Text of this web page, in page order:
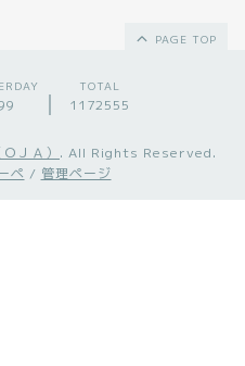
PAGE TOP
TOTAL
1172555
ＪＡ） . All Rights Reserved.
ペ / 管理ページ